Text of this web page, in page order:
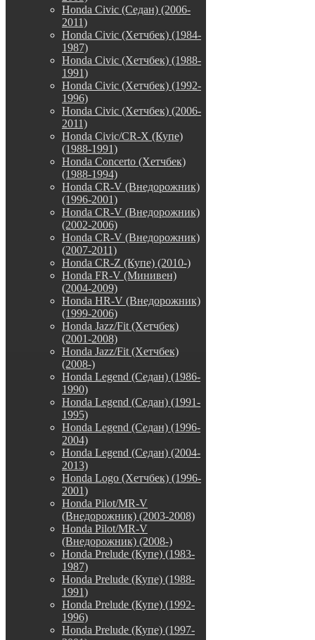
Honda Civic (Седан) (2006-
2011)
Honda Civic (Хетчбек) (1984-
1987)
Honda Civic (Хетчбек) (1988-
1991)
Honda Civic (Хетчбек) (1992-
1996)
Honda Civic (Хетчбек) (2006-
2011)
Honda Civic/CR-X (Купе)
(1988-1991)
Honda Concerto (Хетчбек)
(1988-1994)
Honda CR-V (Внедорожник)
(1996-2001)
Honda CR-V (Внедорожник)
(2002-2006)
Honda CR-V (Внедорожник)
(2007-2011)
Honda CR-Z (Купе) (2010-)
Honda FR-V (Минивен)
(2004-2009)
Honda HR-V (Внедорожник)
(1999-2006)
Honda Jazz/Fit (Хетчбек)
(2001-2008)
Honda Jazz/Fit (Хетчбек)
(2008-)
Honda Legend (Седан) (1986-
1990)
Honda Legend (Седан) (1991-
1995)
Honda Legend (Седан) (1996-
2004)
Honda Legend (Седан) (2004-
2013)
Honda Logo (Хетчбек) (1996-
2001)
Honda Pilot/MR-V
(Внедорожник) (2003-2008)
Honda Pilot/MR-V
(Внедорожник) (2008-)
Honda Prelude (Купе) (1983-
1987)
Honda Prelude (Купе) (1988-
1991)
Honda Prelude (Купе) (1992-
1996)
Honda Prelude (Купе) (1997-